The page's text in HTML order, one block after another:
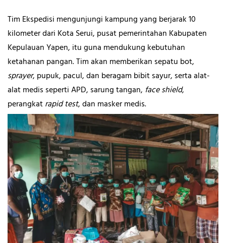
Tim Ekspedisi mengunjungi kampung yang berjarak 10
kilometer dari Kota Serui, pusat pemerintahan Kabupaten
Kepulauan Yapen, itu guna mendukung kebutuhan
ketahanan pangan. Tim akan memberikan sepatu bot,
sprayer, pupuk, pacul, dan beragam bibit sayur, serta alat-
alat medis seperti APD, sarung tangan, face shield,
perangkatrapid test, dan masker medis.